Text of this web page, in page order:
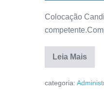
Colocação
Leia Mais
categoria: